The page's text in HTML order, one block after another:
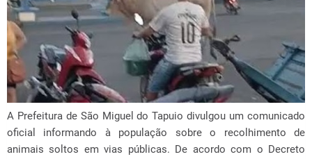
A Prefeitura de São Miguel do Tapuio divulgou um comunicado
oficial informando à população sobre o recolhimento de
animais soltos em vias públicas. De acordo com o Decreto